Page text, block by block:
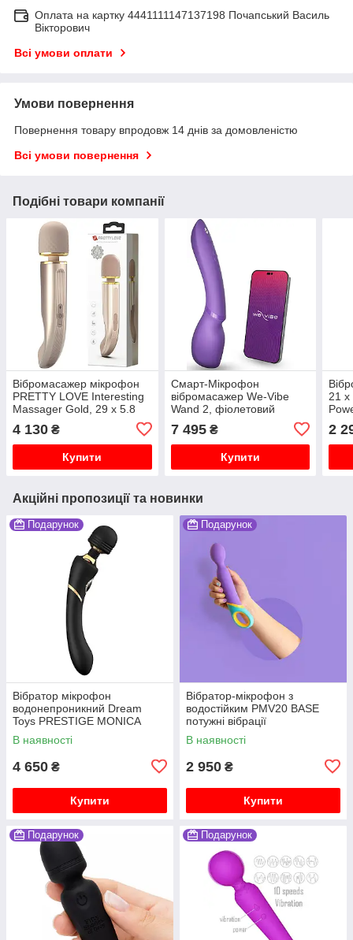
Оплата на картку 4441111147137198 Почапський Василь
Вікторович
Всі умови оплати
Умови повернення
Повернення товару впродовж 14 днів за домовленістю
Всі умови повернення
Подібні товари компанії
Вібромасажер мікрофон
PRETTY LOVE Interesting
Massager Gold, 29 х 5.8
4 130 ₴
Купити
Смарт-Мікрофон
вібромасажер We-Vibe
Wand 2, фіолетовий
7 495₴
Купити
21
2
Акційні пропозиції та новинки
Подарунок
Вібратор мікрофон
водонепроникний Dream
Toys PRESTIGE MONICA
LUXXE
В наявності
4 650 ₴
Купити
Подарунок
Вібратор-мікрофон з
водостійким PMV20 BASE
потужні вібрації
В наявності
2 950 ₴
Купити
Подарунок Подарунок